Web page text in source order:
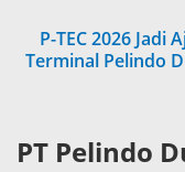
P-TEC 2026 Jadi
Terminal Pelindo
PT Pelindo